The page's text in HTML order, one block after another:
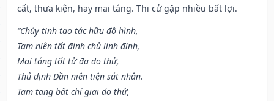
cất, thưa kiện, hay mai táng. Thi cử gặp nhiều bất lợi.
“Chủy tinh tạo tác hữu đồ hình,
Tam niên tất đinh chủ linh đinh,
Mai táng tốt tử đa do thử,
Thủ định Dần niên tiện sát nhân.
Tam tang bất chỉ giai do thử,